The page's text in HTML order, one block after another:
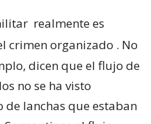
realmente es
crimen organizado . No
dicen que el flujo de
no se ha visto
lanchas que estaban